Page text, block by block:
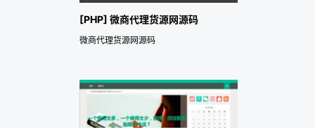
[PHP] 微商代理货源网源码
微商代理货源网源码